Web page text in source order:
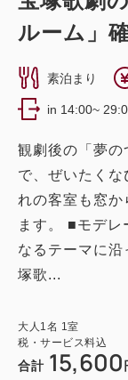
ツイン〔 ベッド
シアターサイド
バスルーム・ト
モデレー
獲得ポイント
ルーム」
素泊まり
in 14:00~
観劇後の「夢の
で、ぜいたく
れの客室も窓か
ます。 ■モデ
なるテーマに
塚歌...
大人 1名 1室
税・サービス料込
合計 15,600